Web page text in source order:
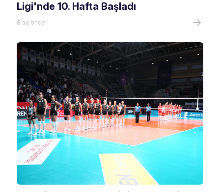
Ligi'nde 10. Hafta Başladı
8 ay önce